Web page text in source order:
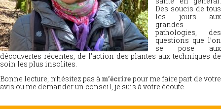
Des soucis de tous
les jours aux
grandes
pathologies, des
questions que l’on
se pose aux
découvertes récentes, de l’action des plantes aux techniques de
soin les plus insolites.
Bonne lecture, n’hésitez pas à m’écrire pour me faire part de votre
avis ou me demander un conseil, je suis à votre écoute.